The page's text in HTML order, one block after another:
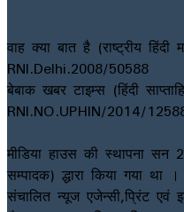
वाह क्या बात है (राष्ट्रीय हिंदी
RNI.Delhi.2008/50588
बेबाक खबर टाइम्स (हिंदी
RNI.NO.UPHIN/2014/
मीडिया हाउस की स्थापना सन
सम्पादक) द्धारा किया गया था
संचालित न्यूज एजेन्सी,प्रिंट एवं